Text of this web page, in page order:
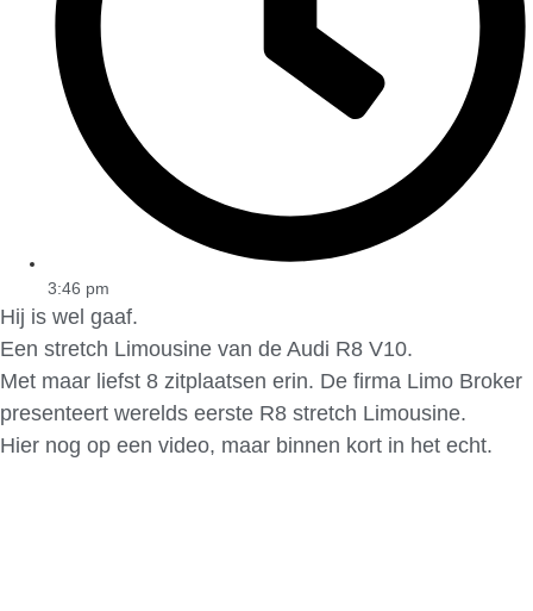
3:46 pm
Hij is wel gaaf.
Een stretch Limousine van de Audi R8 V10.
Met maar liefst 8 zitplaatsen erin. De firma Limo Broker
presenteert werelds eerste R8 stretch Limousine.
Hier nog op een video, maar binnen kort in het echt.